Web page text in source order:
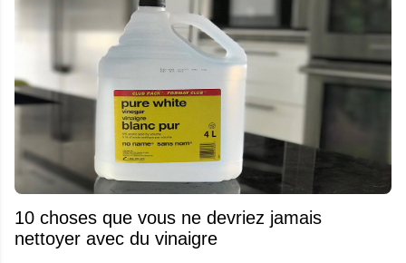
10 choses que vous ne devriez jamais
nettoyer avec du vinaigre